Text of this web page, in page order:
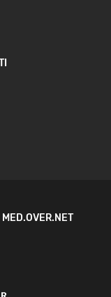
MED.OVER.NET